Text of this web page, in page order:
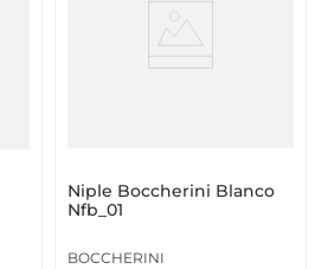
Niple Boccherini Blanco
Nfb_01
BOCCHERINI